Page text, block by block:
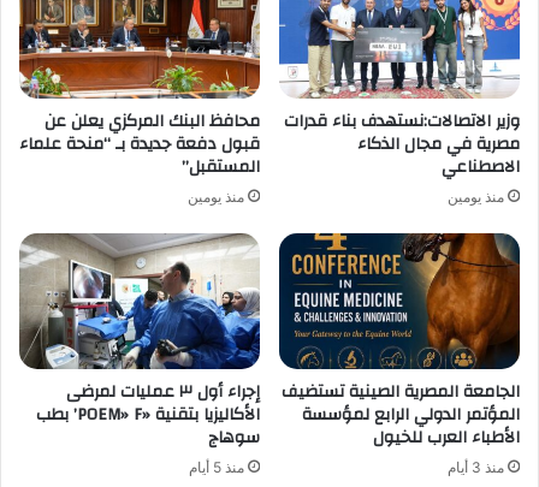
وزير الاتصالات:نستهدف بناء قدرات
مصرية في مجال الذكاء
الاصطناعي
منذ يومين
محافظ البنك المركزي يعلن عن
قبول دفعة جديدة بـ “منحة علماء
المستقبل”
منذ يومين
الجامعة المصرية الصينية تستضيف
المؤتمر الدولي الرابع لمؤسسة
الأطباء العرب للخيول
منذ 3 أيام
إجراء أول ٣ عمليات لمرضى
الأكاليزيا بتقنية «POEM» F’ بطب
سوهاج
منذ 5 أيام